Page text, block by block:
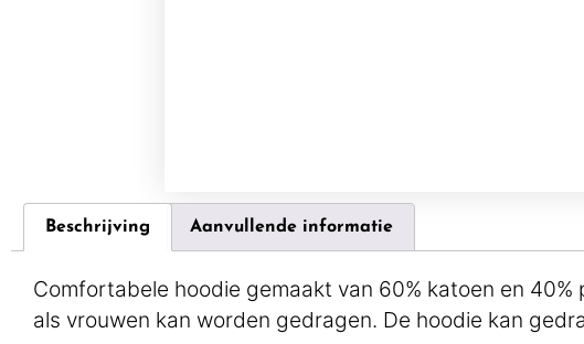
Beschrijving Aanvullende informatie
Comfortabele hoodie gemaakt van 60% katoen en
als vrouwen kan worden gedragen. De hoodie kan